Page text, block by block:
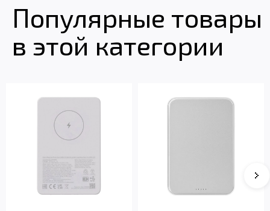
Популярные товары
в этой категории